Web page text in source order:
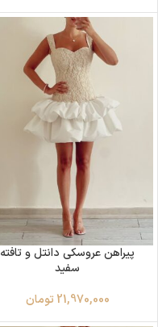
پیراهن عروسکی دانتل و تافته
سفید
21,970,000 تومان